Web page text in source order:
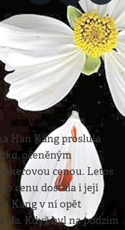
Han Kang proslula
, oceněným
cenou. Letos
cenu dostala i její
Kang v ní opět
zla. Když byl na podzim